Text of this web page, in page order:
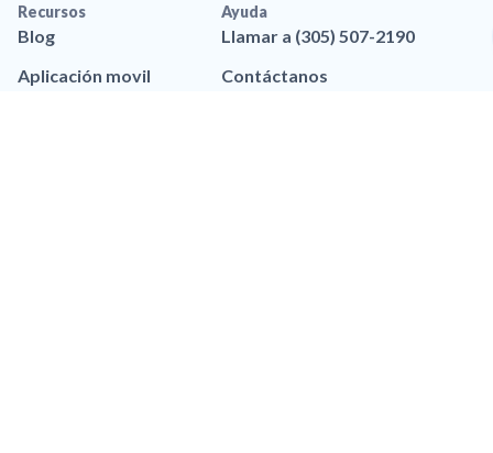
Recursos
Blog
Aplicación movil
Ayuda
Llamar a (305) 507-2190
Contáctanos